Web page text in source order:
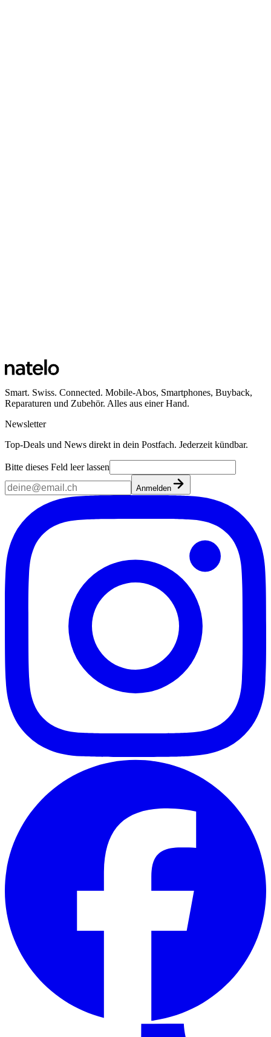
Smart. Swiss. Connected. Mobile-Abos, Smartphones, Buyback,
Reparaturen und Zubehör. Alles aus einer Hand.
Newsletter
Top-Deals und News direkt in dein Postfach. Jederzeit kündbar.
Bitte dieses Feld leer lassen
Anmelden